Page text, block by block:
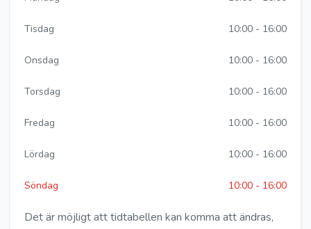
Tisdag 10:00 - 16:00
Onsdag 10:00 - 16:00
Torsdag 10:00 - 16:00
Fredag 10:00 - 16:00
Lördag 10:00 - 16:00
Söndag 10:00 - 16:00
Det är möjligt att tidtabellen kan komma att ändras,